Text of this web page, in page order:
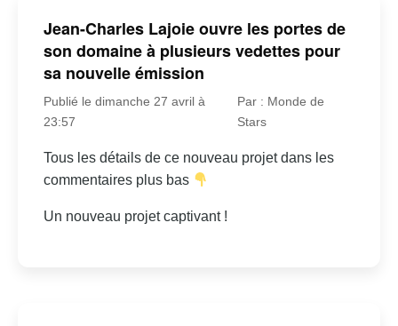
Jean-Charles Lajoie ouvre les portes de
son domaine à plusieurs vedettes pour
sa nouvelle émission
Publié le dimanche 27 avril à
23:57
Par : Monde de
Stars
Tous les détails de ce nouveau projet dans les
commentaires plus bas
Un nouveau projet captivant !